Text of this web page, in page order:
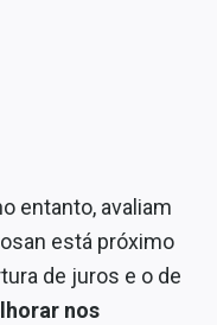
entanto, avaliam
está próximo
de juros e o de
nos